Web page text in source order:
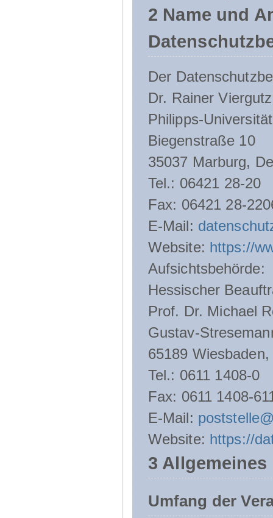
2 Name und
Der
Dr. Rainer Viergutz
Philipps-
Biegenstraße 10
35037 Marburg,
Tel.: 06421 28-20
Fax: 06421 28-
E-Mail:
Website: https://
Aufsichtsbehörde:
Hessischer
Prof. Dr. Michael
Gustav-
65189
Tel.: 0611 1408-0
Fax: 0611 1408-
E-Mail:
Website: https://
3
Umfang der